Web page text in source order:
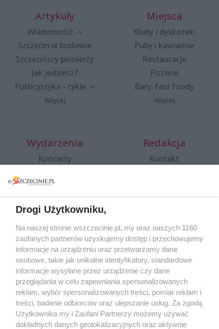
Artykuły
Wiadomości
Szczecin w budowie
Szczecińscy pionierzy
Jak jedziesz?
Publicystyka - cykle
Więcej
Miejsca
Kluby i dyskoteki
Puby i kawiarnie
Restauracje
Pizzerie
Bary, fast foody
Więcej
Wydarzenia
Koncerty
Spacery i oprowadzania
targi
Wernisaże
Więcej
Redakcja
Kontakt
Specjalny koncert z okazji
20. urodzin portalu
wSzczecinie.pl
Regulamin konkursów
śniadaniówka "Hej
Szczecin! Jest piątek!"
Drogi Użytkowniku,
Na naszej stronie wszczecinie.pl, my oraz naszych 1160
zaufanych partnerów uzyskujemy dostęp i przechowujemy
informacje na urządzeniu oraz przetwarzamy dane
osobowe, takie jak unikalne identyfikatory, standardowe
informacje wysyłane przez urządzenie czy dane
przeglądania w celu zapewniania spersonalizowanych
reklam, wybór spersonalizowanych treści, pomiar reklam i
treści, badanie odbiorców oraz ulepszanie usług. Za zgodą
Użytkownika my i Zaufani Partnerzy możemy używać
dokładnych danych geolokalizacyjnych oraz aktywnie